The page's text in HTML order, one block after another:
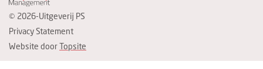
© 2026-Uitgeverij PS
Privacy Statement
Website doorTopsite